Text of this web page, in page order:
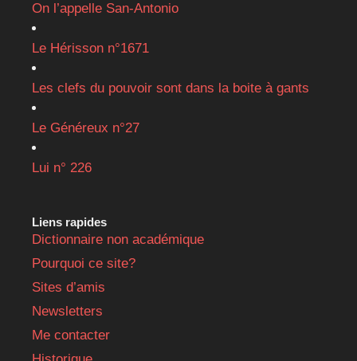
On l’appelle San-Antonio
Le Hérisson n°1671
Les clefs du pouvoir sont dans la boite à gants
Le Généreux n°27
Lui n° 226
Liens rapides
Dictionnaire non académique
Pourquoi ce site?
Sites d’amis
Newsletters
Me contacter